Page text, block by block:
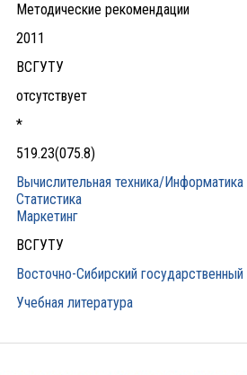
Методические рекомендации
2011
ВСГУТУ
отсутствует
*
519.23(075.8)
Вычислительная техника/Информатика
Статистика
Маркетинг
ВСГУТУ
Восточно-Сибирский государственный
Учебная литература